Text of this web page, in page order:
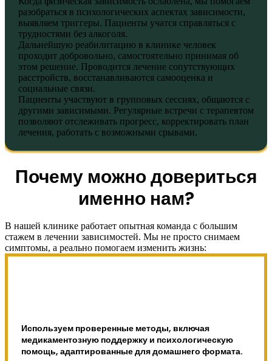
разобраться в психологических аспектах зависимости,
выявляем триггеры. Пациенты учатся справляться с
трудностями без алкоголя.
Дальнейшую реабилитацию в клинике человек
проходит добровольно, самостоятельно принимая об
этом решение. Проводится лечение сопутствующих
расстройств, восстанавливаются самооценка и
социальные связи.
Пациенты участвуют в групповых сессиях, общаются с
другими зависимыми. Регулярные встречи с терапевтом
позволяют отслеживать прогресс, корректировать план
лечения, работать с возможными срывами.
Почему можно довериться
именно нам?
В нашей клинике работает опытная команда с большим
стажем в лечении зависимостей. Мы не просто снимаем
симптомы, а реально помогаем изменить жизнь:
Используем проверенные методы, включая
медикаментозную поддержку и психологическую
помощь, адаптированные для домашнего формата.